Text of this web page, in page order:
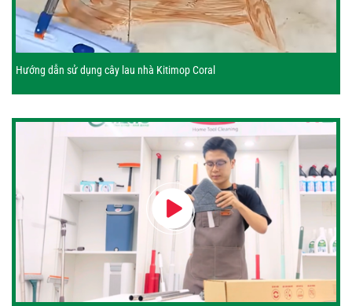
Hướng dẫn sử dụng cây lau nhà Kitimop Coral